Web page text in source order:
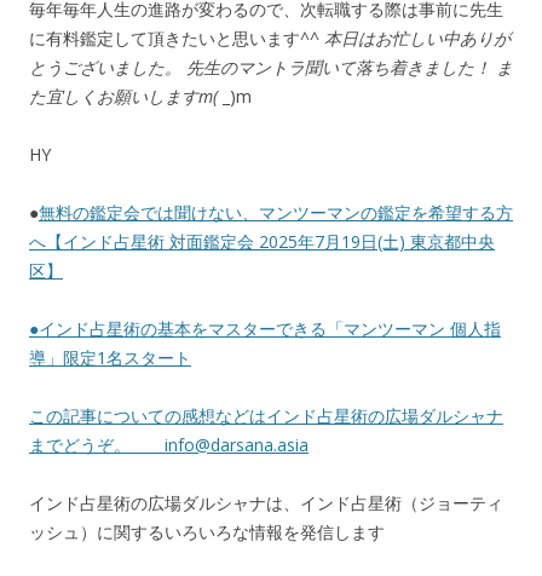
毎年毎年人生の進路が変わるので、次転職する際は事前に先生
に有料鑑定して頂きたいと思います^^ 本日はお忙しい中ありが
とうございました。 先生のマントラ聞いて落ち着きました！ ま
た宜しくお願いしますm(_)m
HY
●無料の鑑定会では聞けない、マンツーマンの鑑定を希望する方
へ【インド占星術 対面鑑定会 2025年7月19日(土) 東京都中央
区】
●インド占星術の基本をマスターできる「マンツーマン 個人指
導」限定1名スタート
この記事についての感想などはインド占星術の広場ダルシャナ
までどうぞ。 info@darsana.asia
インド占星術の広場ダルシャナは、インド占星術（ジョーティ
ッシュ）に関するいろいろな情報を発信します